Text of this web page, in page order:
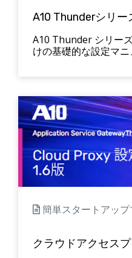
A10 Thunderシリー
A10 Thunder シリー
けの基礎的な設定マ
簡単スタートアッ
クラウドアクセス